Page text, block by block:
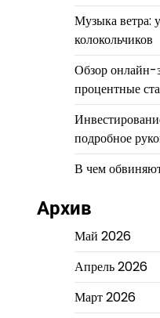
Музыка ветра:
колокольчиков
Обзор онлайн-
процентные
подробное
В чем
Архив
Май 2026
Апрель 2026
Март 2026